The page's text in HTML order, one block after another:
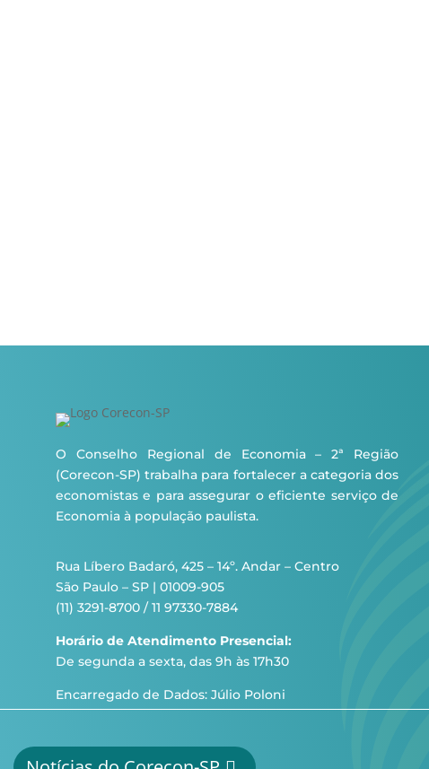
O Conselho Regional de Economia – 2ª Região
(Corecon-SP) trabalha para fortalecer a categoria dos
economistas e para assegurar o eficiente serviço de
Economia à população paulista.
Rua Líbero Badaró, 425 – 14º. Andar – Centro
São Paulo – SP | 01009-905
(11) 3291-8700 / 11 97330-7884
Horário de Atendimento Presencial:
De segunda a sexta, das 9h às 17h30
Encarregado de Dados: Júlio Poloni